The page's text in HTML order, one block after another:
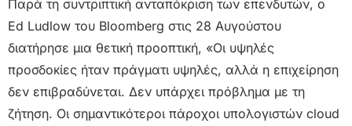
Παρά τη συντριπτική ανταπόκριση των επενδυτών, ο
Ed Ludlow του Bloomberg στις 28 Αυγούστου
διατήρησε μια θετική προοπτική, «Οι υψηλές
προσδοκίες ήταν πράγματι υψηλές, αλλά η επιχείρηση
δεν επιβραδύνεται. Δεν υπάρχει πρόβλημα με τη
ζήτηση. Οι σημαντικότεροι πάροχοι υπολογιστών cloud